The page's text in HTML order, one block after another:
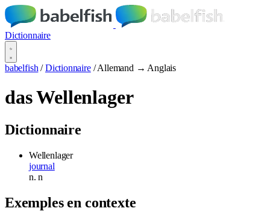
Dictionnaire
babelfish / Dictionnaire / Allemand → Anglais
das Wellenlager
Dictionnaire
Wellenlager
journal
n.n
Exemples en contexte